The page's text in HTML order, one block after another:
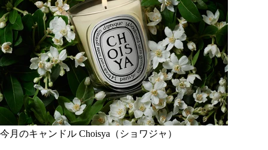
今月のキャンドル Choisya（ショワジャ）